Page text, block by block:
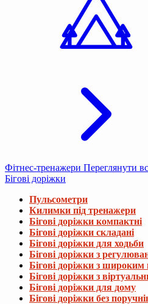
Фітнес-тренажери Переглянути
Бігові доріжки
Пульсометри
Килимки під тренажери
Бігові доріжки компактні
Бігові доріжки складані
Бігові доріжки для ходьби
Бігові доріжки з
Бігові доріжки з
Бігові доріжки з
Бігові доріжки для дому
Бігові доріжки без